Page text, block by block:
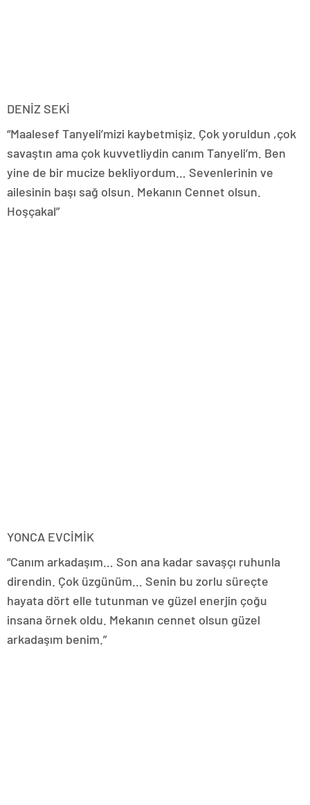
DENİZ SEKİ
“Maalesef Tanyeli’mizi kaybetmişiz. Çok yoruldun ,çok
savaştın ama çok kuvvetliydin canım Tanyeli’m. Ben
yine de bir mucize bekliyordum… Sevenlerinin ve
ailesinin başı sağ olsun. Mekanın Cennet olsun.
Hoşçakal”
YONCA EVCİMİK
“Canım arkadaşım… Son ana kadar savaşçı ruhunla
direndin. Çok üzgünüm… Senin bu zorlu süreçte
hayata dört elle tutunman ve güzel enerjin çoğu
insana örnek oldu. Mekanın cennet olsun güzel
arkadaşım benim.”